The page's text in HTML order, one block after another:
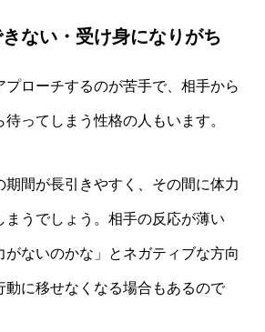
ない・受け身になりがち
プローチするのが苦手で、相手から
ってしまう性格の人もいます。
期間が長引きやすく、その間に体力
まうでしょう。相手の反応が薄い
がないのかな」とネガティブな方向
動に移せなくなる場合もあるので